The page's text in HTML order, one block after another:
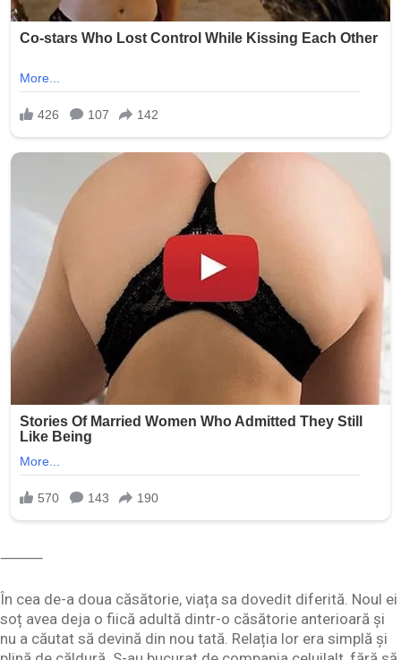
⸻
În cea de-a doua căsătorie, viața sa dovedit diferită. Noul ei
soț avea deja o fiică adultă dintr-o căsătorie anterioară și
nu a căutat să devină din nou tată. Relația lor era simplă și